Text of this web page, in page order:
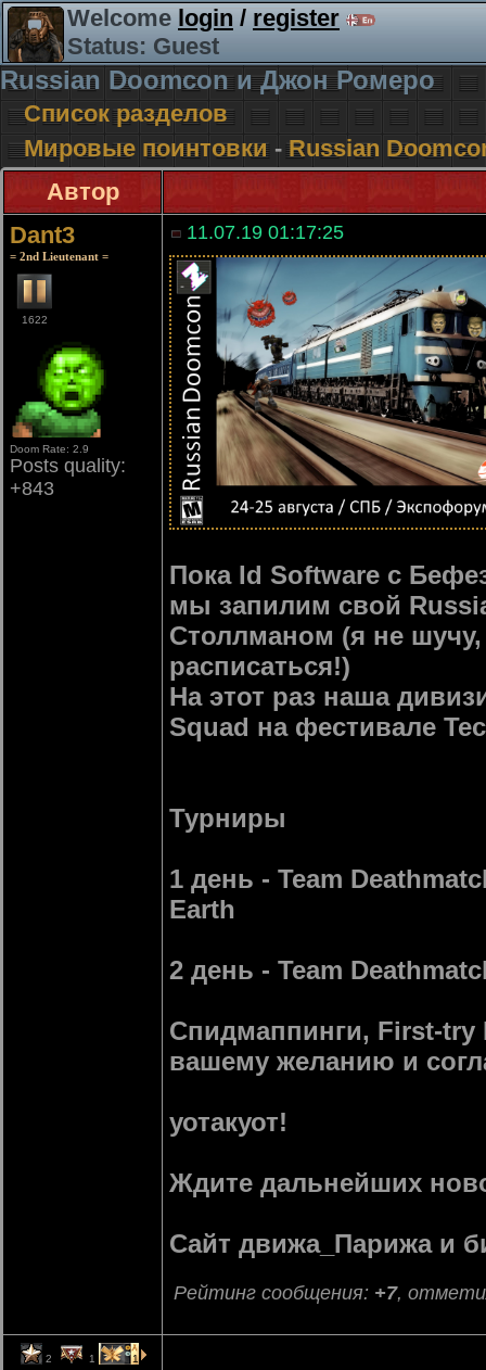
Welcome login/register
Status: Guest
Russian Doomcon и Джон Ромеро
Список разделов
Мировые поинтовки-Russian
Автор
Dant3
= 2nd Lieutenant =
1622
Doom Rate: 2.9
Posts quality:
+843
11.07.19 01:17:25
Пока Id Software с
мы запилим свой
Столлманом (я не шучу,
расписаться!)
На этот раз наша
Squad на фестивале
Турниры
1 день - Team
Earth
2 день - Team
Спидмаппинги, First-try
вашему желанию и
уотакуот!
Ждите дальнейших
Сайт движа_Парижа и
Рейтинг сообщения: +7,
2 1 1